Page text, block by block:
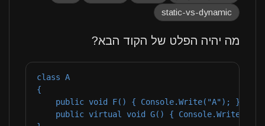
static-vs-dynamic
מה יהיה הפלט של הקוד הבא?
class A
{
    public void F() { Console.Write("A"); }
public virtual void G() {